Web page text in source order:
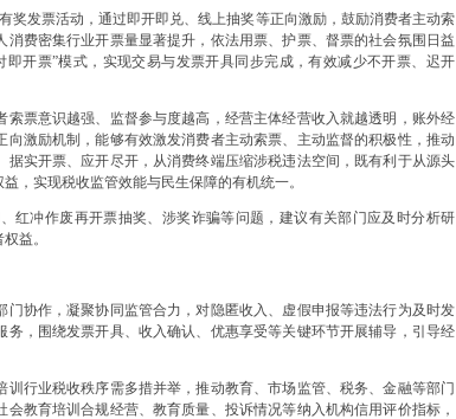
隐患排查
发票活动，通过即开即兑、线上抽奖等正向激励，鼓励消费者主动索
费密集行业开票量显著提升，依法用票、护票、督票的社会氛围日益
开票”模式，实现交易与发票开具同步完成，有效减少不开票、迟开
票意识越强、监督参与度越高，经营主体经营收入就越透明，账外经
激励机制，能够有效激发消费者主动索票、主动监督的积极性，推动
实开票、应开尽开，从消费终端压缩涉税违法空间，既有利于从源头
，实现税收监管效能与民生保障的有机统一。
冲作废再开票抽奖、涉奖诈骗等问题，建议有关部门应及时分析研
益。
协作，凝聚协同监管合力，对隐匿收入、虚假申报等违法行为及时发
，围绕发票开具、收入确认、优惠享受等关键环节开展辅导，引导经
行业税收秩序需多措并举，推动教育、市场监管、税务、金融等部门
教育培训合规经营、教育质量、投诉情况等纳入机构信用评价指标，